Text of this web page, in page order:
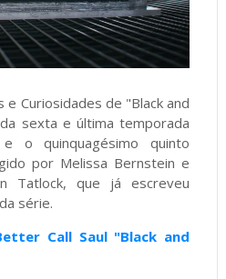
e Curiosidades de "Black and
sexta e última temporada
o quinquagésimo quinto
por Melissa Bernstein e
Tatlock, que já escreveu
série.
Call Saul "Black and